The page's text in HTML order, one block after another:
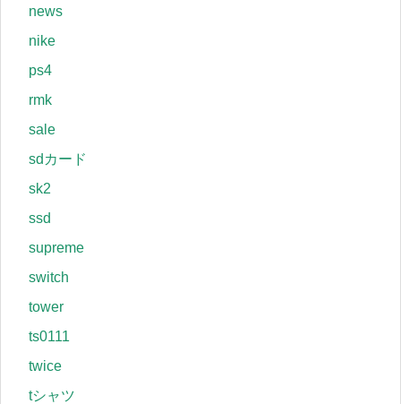
news
nike
ps4
rmk
sale
sdカード
sk2
ssd
supreme
switch
tower
ts0111
twice
tシャツ